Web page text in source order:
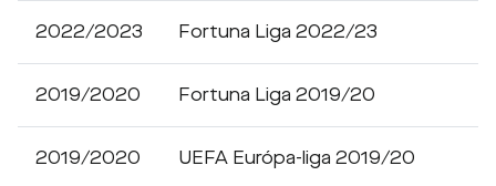
2022/2023 Fortuna Liga 2022/23
2019/2020 Fortuna Liga 2019/20
2019/2020 UEFA Európa-liga 2019/20